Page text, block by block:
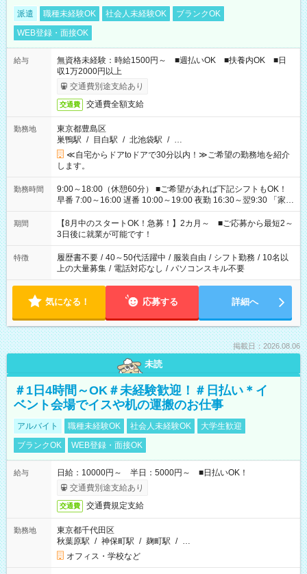
派遣 職種未経験OK 社会人未経験OK
ブランクOK
WEB登録・面接OK
給与
無資格未経験：時給1500円～ ■週払いOK ■扶養内OK ■日
収1万2000円以上
交通費別途支給あり
交通費 交通費全額支給
勤務地
東京都豊島区
巣鴨駅 / 目白駅 / 北池袋駅 / …
≪自宅からドアtoドアで30分以内！≫ご希望の勤務地を紹介
します。
勤務時間
9:00～18:00（休憩60分） ■ご希望があれば下記シフトもOK！
早番 7:00～16:00 遅番 10:00～19:00 夜勤 16:30～翌9:30 「家族
と休みを合わせたい」 「余裕を持って夕飯の準備がしたい」
「できれば残業はしたくない」 など、ご希望を教えてください
ね。 ※Wワーク希望の方へ 今ご覧のお仕事で希望する勤務時間
と、もう1つのお仕事の勤務時間。 合計で週40時間を超える場
合は応募できません。
期間
【8月中のスタートOK！急募！】2カ月～ ■ご応募から最短2～
3日後に就業が可能です！
特徴 履歴書不要 / 40～50代活躍中 / 服装自由 / シフト勤務 / 10名以
上の大量募集 / 電話対応なし / パソコンスキル不要
気になる！ 応募する 詳細へ
掲載日：2026.08.06
未読
＃1日4時間～OK＃未経験歓迎！＃日払い＊イ
ベント会場でイスや机の運搬のお仕事
アルバイト 職種未経験OK 社会人未経験OK
大学生歓迎
ブランクOK
WEB登録・面接OK
給与
日給：10000円～ 半日：5000円～ ■日払いOK！
交通費別途支給あり
交通費 交通費規定支給
勤務地
東京都千代田区
秋葉原駅 / 神保町駅 / 麹町駅 / …
オフィス・学校など